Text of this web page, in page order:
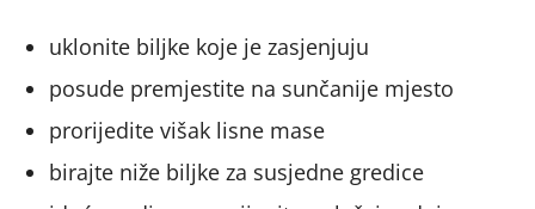
uklonite biljke koje je zasjenjuju
posude premjestite na sunčanije mjesto
prorijedite višak lisne mase
birajte niže biljke za susjedne gredice